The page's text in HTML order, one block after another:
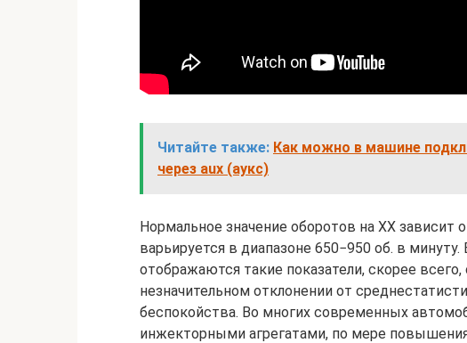
Читайте также: Как можно в машине
через aux (аукс)
Нормальное значение оборотов на ХХ зависит
варьируется в диапазоне 650−950 об. в минуту.
отображаются такие показатели, скорее
незначительном отклонении от
беспокойства. Во многих современных
инжекторными агрегатами, по мере